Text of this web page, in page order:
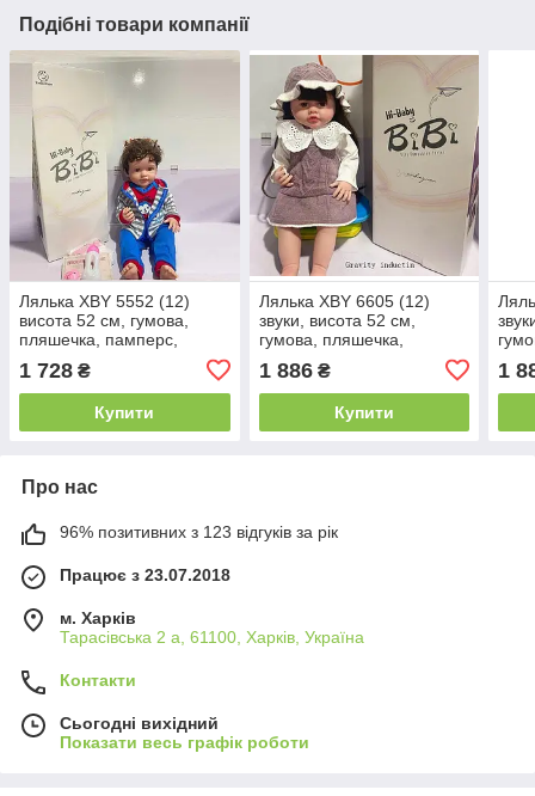
Подібні товари компанії
Лялька XBY 5552 (12)
висота 52 см, гумова,
пляшечка, памперс,
коробці
1 728 ₴
Купити
Лялька XBY 6605 (12)
звуки, висота 52 см,
гумова, пляшечка,
памперс, соска, шапочка,
шкарпетки, в коробці
1 886₴
Купити
1
Про нас
96% позитивних з 123 відгуків за рік
Працює з 23.07.2018
м. Харків
Тарасівська 2 а, 61100, Харків, Україна
Контакти
Сьогодні вихідний
Показати весь графік роботи